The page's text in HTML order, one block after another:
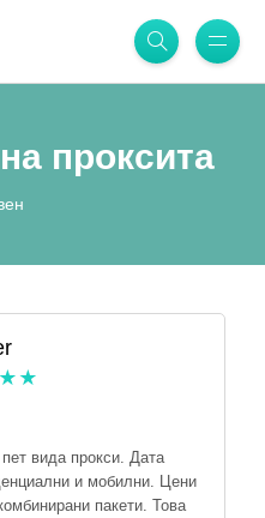
проксита
вида прокси. Дата
и мобилни. Цени
пакети. Това